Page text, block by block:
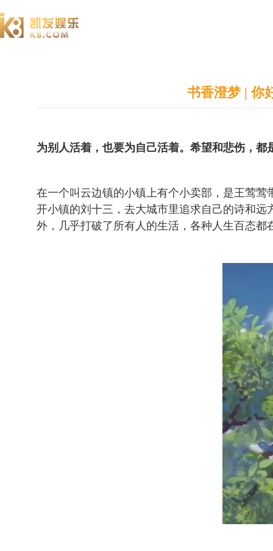
书香澄梦 | 你
为别人活着，也要为自己活着。希望和悲伤，都
在一个叫云边镇的小镇上有个小卖部，是王莺
开小镇的刘十三，去大城市里追求自己的诗和
外，几乎打破了所有人的生活，各种人生百态都